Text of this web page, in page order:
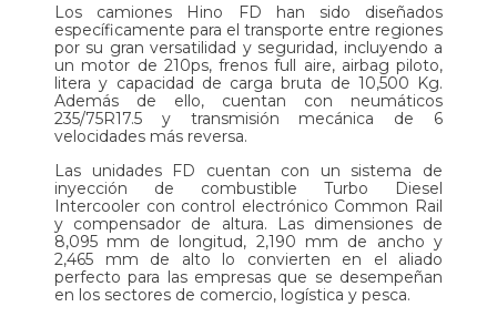
Los camiones Hino FD han sido diseñados
específicamente para el transporte entre regiones
por su gran versatilidad y seguridad, incluyendo a
un motor de 210ps, frenos full aire, airbag piloto,
litera y capacidad de carga bruta de 10,500 Kg.
Además de ello, cuentan con neumáticos
235/75R17.5 y transmisión mecánica de 6
velocidades más reversa.
Las unidades FD cuentan con un sistema de
inyección de combustible Turbo Diesel
Intercooler con control electrónico Common Rail
y compensador de altura. Las dimensiones de
8,095 mm de longitud, 2,190 mm de ancho y
2,465 mm de alto lo convierten en el aliado
perfecto para las empresas que se desempeñan
en los sectores de comercio, logística y pesca.